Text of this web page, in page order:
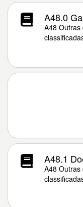
A48.0
A48 Outras
A48.1
A48 Outras